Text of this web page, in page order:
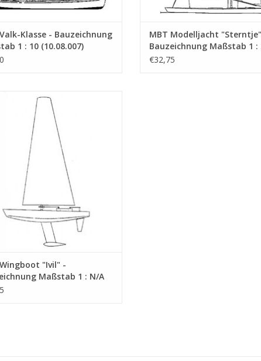
Seiten)
Anmerkungen
Klasse - Bauzeichnung
1 : 10 (10.08.007)
MBT Modelljacht
Bauzeichnung Maßstab 1 :
(10.08.008)
€32,75
Wingboot "Ivil" - Bauzeichnung
Maßstab 1 : N/A (10.08.011)
WARENKORB HINZUFÜGEN
"Ivil" -
Maßstab 1 : N/A